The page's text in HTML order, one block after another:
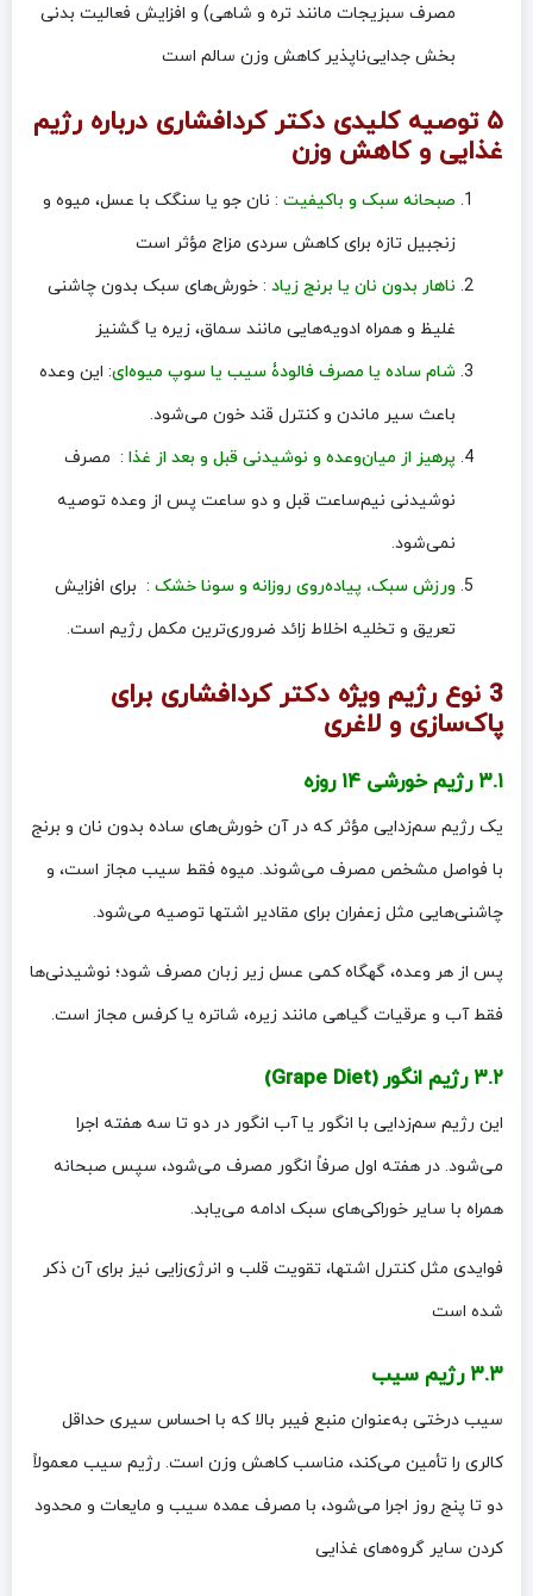
مصرف سبزیجات مانند تره و شاهی) و افزایش فعالیت بدنی
بخش جدایی‌ناپذیر کاهش وزن سالم است
۵ توصیه کلیدی دکتر کردافشاری درباره رژیم
غذایی و کاهش وزن
صبحانه سبک و باکیفیت : نان جو یا سنگک با عسل، میوه و
زنجبیل تازه برای کاهش سردی مزاج مؤثر است
ناهار بدون نان یا برنج زیاد : خورش‌های سبک بدون چاشنی
غلیظ و همراه ادویه‌هایی مانند سماق، زیره یا گشنیز
شام ساده یا مصرف فالودۀ سیب یا سوپ میوه‌ای: این وعده
باعث سیر ماندن و کنترل قند خون می‌شود.
پرهیز از میان‌وعده و نوشیدنی قبل و بعد از غذا : مصرف
نوشیدنی نیم‌ساعت قبل و دو ساعت پس از وعده توصیه
نمی‌شود.
ورزش سبک، پیاده‌روی روزانه و سونا خشک : برای افزایش
تعریق و تخلیه اخلاط زائد ضروری‌ترین مکمل رژیم است.
3 نوع رژیم ویژه دکتر کردافشاری برای
پاک‌سازی و لاغری
۳.۱ رژیم خورشی ۱۴ روزه
یک رژیم سم‌زدایی مؤثر که در آن خورش‌های ساده بدون نان و برنج
با فواصل مشخص مصرف می‌شوند. میوه فقط سیب مجاز است، و
چاشنی‌هایی مثل زعفران برای مقادیر اشتها توصیه می‌شود.
پس از هر وعده، گهگاه کمی عسل زیر زبان مصرف شود؛ نوشیدنی‌ها
فقط آب و عرقیات گیاهی مانند زیره، شاتره یا کرفس مجاز است.
۳.۲ رژیم انگور (Grape Diet)
این رژیم سم‌زدایی با انگور یا آب انگور در دو تا سه هفته اجرا
می‌شود. در هفته اول صرفاً انگور مصرف می‌شود، سپس صبحانه
همراه با سایر خوراکی‌های سبک ادامه می‌یابد.
فوایدی مثل کنترل اشتها، تقویت قلب و انرژی‌زایی نیز برای آن ذکر
شده است
۳.۳ رژیم سیب
سیب درختی به‌عنوان منبع فیبر بالا که با احساس سیری حداقل
کالری را تأمین می‌کند، مناسب کاهش وزن است. رژیم سیب معمولاً
دو تا پنج روز اجرا می‌شود، با مصرف عمده سیب و مایعات و محدود
کردن سایر گروه‌های غذایی